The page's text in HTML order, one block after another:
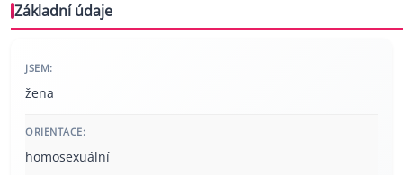
Základní údaje
JSEM:
žena
ORIENTACE:
homosexuální